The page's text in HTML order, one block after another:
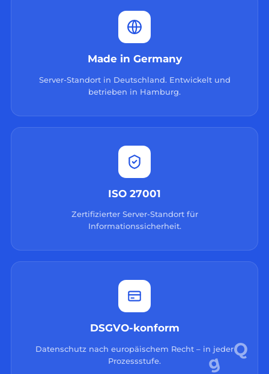
Made in Germany
Server-Standort in Deutschland. Entwickelt und
betrieben in Hamburg.
ISO 27001
Zertifizierter Server-Standort für
Informationssicherheit.
DSGVO-konform
Datenschutz nach europäischem Recht – in jeder
Prozessstufe.